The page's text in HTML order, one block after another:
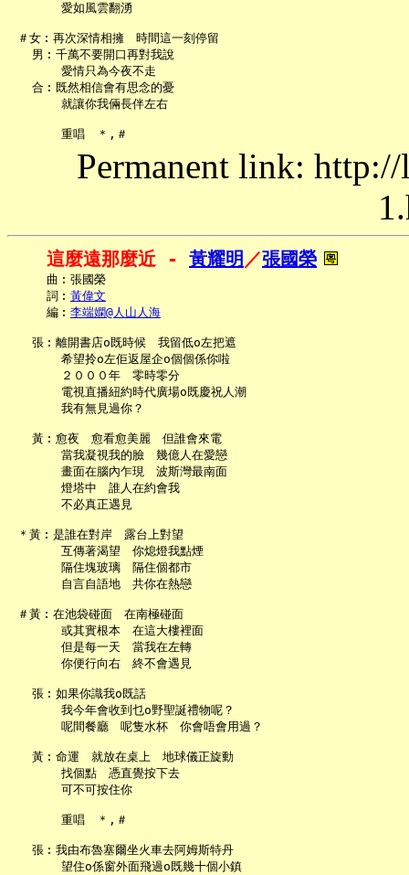
       愛如風雲翻湧
＃女︰再次深情相擁　時間這一刻停留
   男︰千萬不要開口再對我說
       愛情只為今夜不走
   合︰既然相信會有思念的憂
       就讓你我倆長伴左右
Permanent link:
這麼遠那麼近 - 黃耀明 ／張國榮
     曲︰張國榮
     詞︰
黃偉文
     編︰
李端嫻@人山人海
   張︰離開書店o既時候　我留低o左把遮
       希望拎o左佢返屋企o個個係你啦
       ２０００年　零時零分
       電視直播紐約時代廣場o既慶祝人潮
       我有無見過你？
   黃︰愈夜　愈看愈美麗　但誰會來電
       當我凝視我的臉　幾億人在愛戀
       畫面在腦內乍現　波斯灣最南面
       燈塔中　誰人在約會我
       不必真正遇見
＊黃︰是誰在對岸　露台上對望
       互傳著渴望　你熄燈我點煙
       隔住塊玻璃　隔住個都市
       自言自語地　共你在熱戀
＃黃︰在池袋碰面　在南極碰面
       或其實根本　在這大樓裡面
       但是每一天　當我在左轉
       你便行向右　終不會遇見
   張︰如果你識我o既話
       我今年會收到乜o野聖誕禮物呢？
       呢間餐廳　呢隻水杯　你會唔會用過？
   黃︰命運　就放在桌上　地球儀正旋動
       找個點　憑直覺按下去
       可不可按住你
       重唱　＊,＃
   張︰我由布魯塞爾坐火車去阿姆斯特丹
       望住o係窗外面飛過o既幾十個小鎮